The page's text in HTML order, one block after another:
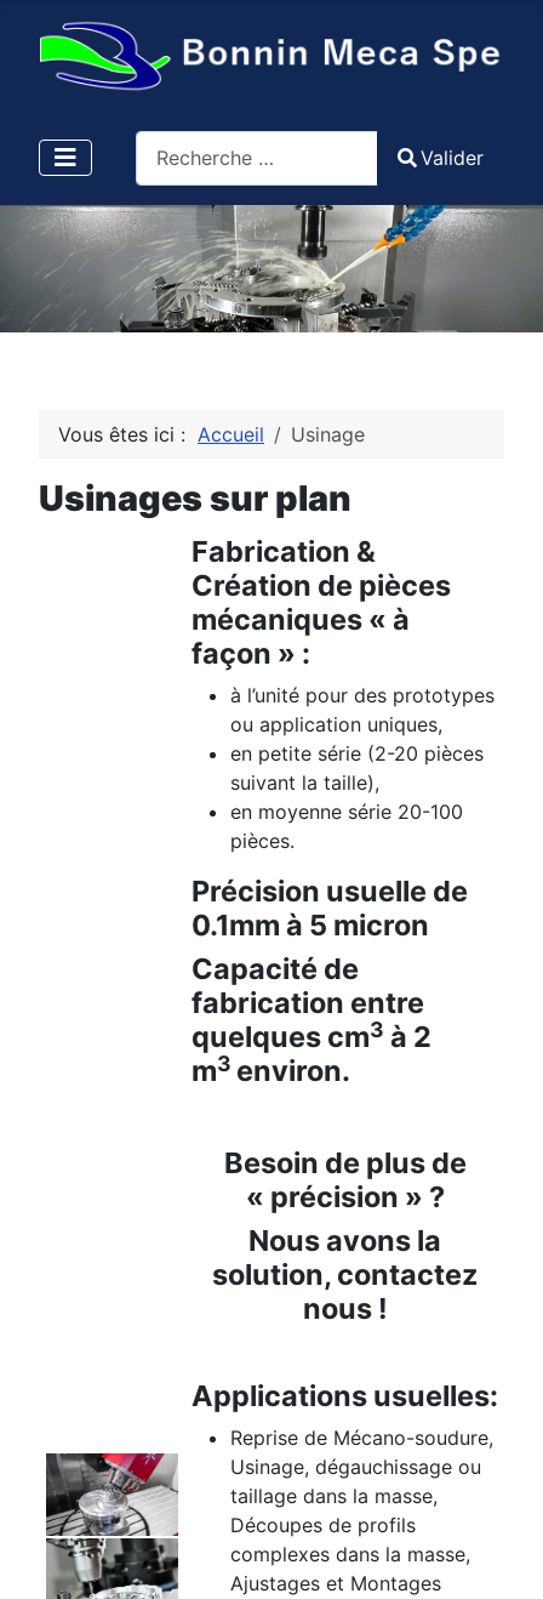
Valider
Type 2 or more characters for results.
Valider
Vous êtes ici : Accueil Usinage
Usinages sur plan
Fabrication &
Création de pièces
mécaniques « à
façon » :
à l’unité pour des prototypes
ou application uniques,
en petite série (2-20 pièces
suivant la taille),
en moyenne série 20-100
pièces.
Précision usuelle de
0.1mm à 5 micron
Capacité de
fabrication entre
quelques cm3 à 2
m3 environ.
Besoin de plus de
« précision » ?
Nous avons la
solution, contactez
nous !
Applications usuelles:
Reprise de Mécano-soudure,
Usinage, dégauchissage ou
taillage dans la masse,
Découpes de profils
complexes dans la masse,
Ajustages et Montages